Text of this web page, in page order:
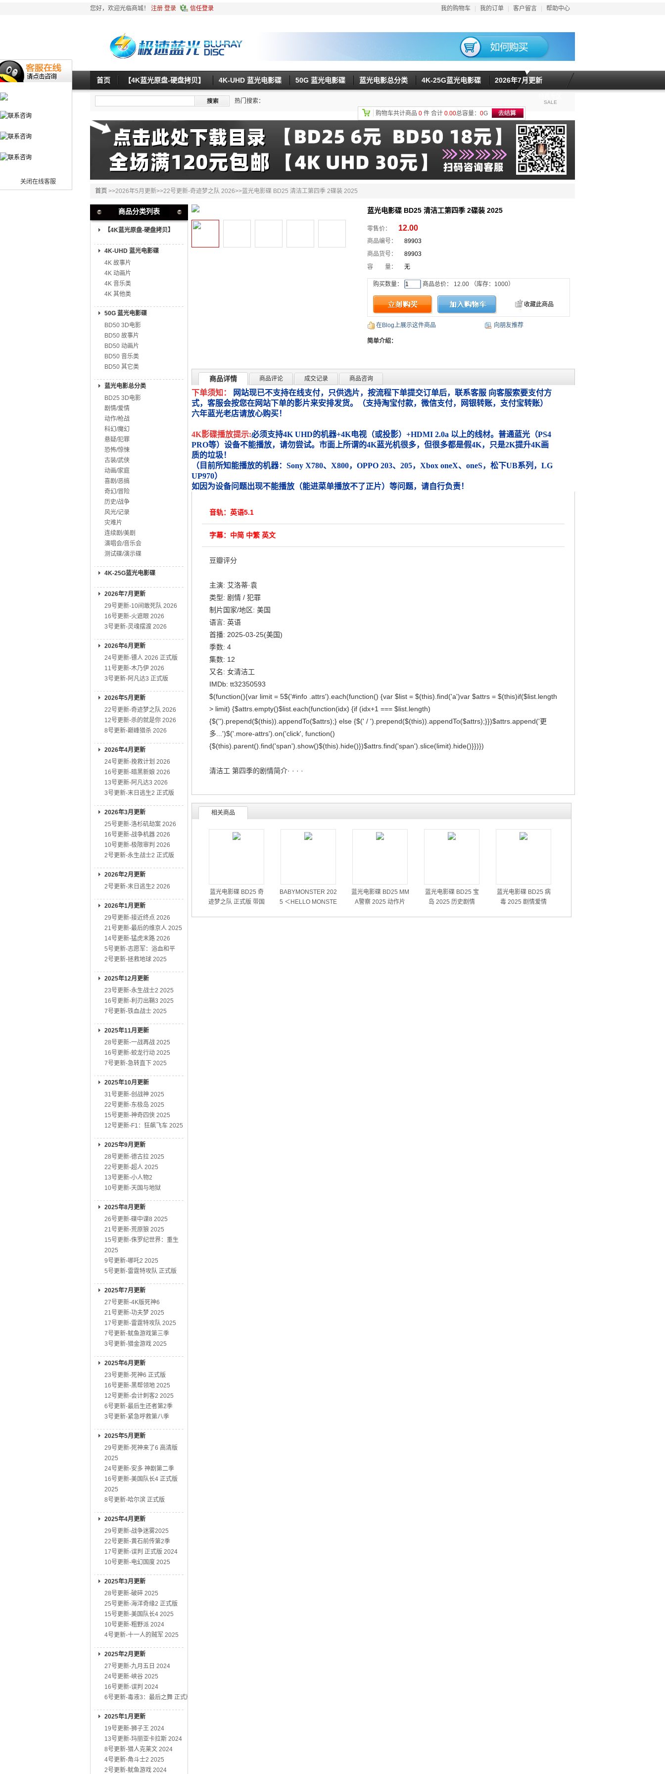
关闭在线客服
您好，欢迎光临商城！ 注册 登录 信任登录 我的购物车 我的订单 客户留言 帮助中心
首页 【4K蓝光原盘-硬盘拷贝】 4K-UHD 蓝光电影碟 50G 蓝光电影碟 蓝光电影总分类 4K-25G蓝光电影碟 2026年7月更新
SALE
热门搜索：
购物车共计商品 0 件 合计 0.00总容量： 0G
首页 >>2026年5月更新>>22号更新-奇迹梦之队 2026>>蓝光电影碟 BD25 清洁工第四季 2碟装 2025
商品分类列表
【4K蓝光原盘-硬盘拷贝】
4K-UHD 蓝光电影碟
4K 故事片
4K 动画片
4K 音乐类
4K 其他类
50G 蓝光电影碟
BD50 3D电影
BD50 故事片
BD50 动画片
BD50 音乐类
BD50 其它类
蓝光电影总分类
BD25 3D电影
剧情/爱情
动作/枪战
科幻/魔幻
悬疑/犯罪
恐怖/惊悚
古装/武侠
动画/家庭
喜剧/恶搞
奇幻/冒险
历史/战争
风光/记录
灾难片
连续剧/美剧
演唱会/音乐会
测试碟/演示碟
4K-25G蓝光电影碟
2026年7月更新
29号更新-10间敢死队 2026
16号更新-火遮眼 2026
3号更新-灵魂摆渡 2026
2026年6月更新
24号更新-镖人 2026 正式版
11号更新-木乃伊 2026
3号更新-阿凡达3 正式版
2026年5月更新
22号更新-奇迹梦之队 2026
12号更新-杀的就是你 2026
8号更新-巅峰猎杀 2026
2026年4月更新
24号更新-挽救计划 2026
16号更新-暗黑新娘 2026
13号更新-阿凡达3 2026
3号更新-末日逃生2 正式版
2026年3月更新
25号更新-洛杉矶劫案 2026
16号更新-战争机器 2026
10号更新-极限审判 2026
2号更新-永生战士2 正式版
2026年2月更新
2号更新-末日逃生2 2026
2026年1月更新
29号更新-接近终点 2026
21号更新-最后的维京人 2025
14号更新-猛虎末路 2026
5号更新-志愿军：浴血和平
2号更新-拯救地球 2025
2025年12月更新
23号更新-永生战士2 2025
16号更新-利刃出鞘3 2025
7号更新-铁血战士 2025
2025年11月更新
28号更新-一战再战 2025
16号更新-蛟龙行动 2025
7号更新-急转直下 2025
2025年10月更新
31号更新-创战神 2025
22号更新-东极岛 2025
15号更新-神奇四侠 2025
12号更新-F1：狂飙飞车 2025
2025年9月更新
28号更新-德古拉 2025
22号更新-超人 2025
13号更新-小人物2
10号更新-天国与地狱
2025年8月更新
26号更新-碟中谍8 2025
21号更新-荒原狼 2025
15号更新-侏罗纪世界：重生
2025
9号更新-哪吒2 2025
5号更新-雷霆特攻队 正式版
2025年7月更新
27号更新-4K版死神6
21号更新-功夫梦 2025
17号更新-雷霆特攻队 2025
7号更新-鱿鱼游戏第三季
3号更新-猎金游戏 2025
2025年6月更新
23号更新-死神6 正式版
16号更新-黑帮领地 2025
12号更新-会计刺客2 2025
6号更新-最后生还者第2季
3号更新-紧急呼救第八季
2025年5月更新
29号更新-死神来了6 高清版
2025
24号更新-安多 神剧第二季
16号更新-美国队长4 正式版
2025
8号更新-哈尔滨 正式版
2025年4月更新
29号更新-战争迷雾2025
22号更新-黄石前传第2季
17号更新-误判 正式版 2024
10号更新-电幻国度 2025
2025年3月更新
28号更新-破碎 2025
25号更新-海洋奇缘2 正式版
15号更新-美国队长4 2025
10号更新-粗野派 2024
4号更新-十一人的贼军 2025
2025年2月更新
27号更新-九月五日 2024
24号更新-峡谷 2025
16号更新-误判 2024
6号更新-毒液3：最后之舞 正式版
2025年1月更新
19号更新-狮子王 2024
13号更新-玛丽亚卡拉斯 2024
8号更新-猎人克莱文 2024
4号更新-角斗士2 2025
2号更新-鱿鱼游戏 2024
蓝光电影碟 BD25 清洁工第四季 2碟装 2025
零售价： 12.00
商品编号：
89903
商品货号：
89903
容 量：
无
购买数量： 商品总价： 12.00 （库存： 1000）
收藏此商品
在Blog上展示这件商品 向朋友推荐
简单介绍：
商品详情 商品评论 成交记录 商品咨询
下单须知：
网站现已不支持在线支付，只供选片，按流程下单提交订单后，联系客服 向客服索要支付方
式，客服会按您在网站下单的影片来安排发货。（支持淘宝付款，微信支付，网银转账，支付宝转账）
六年蓝光老店请放心购买！
4K影碟播放提示:必须支持4K UHD的机器+4K电视（或投影）+HDMI 2.0a 以上的线材。普通蓝光（PS4
PRO等）设备不能播放，请勿尝试。市面上所谓的4K蓝光机很多，但很多都是假4K，只是2K提升4K画
质的垃圾！
（目前所知能播放的机器：Sony X780、X800，OPPO 203、205，Xbox oneX、oneS，松下UB系列，LG
UP970）
如因为设备问题出现不能播放（能进菜单播放不了正片）等问题，请自行负责！
音轨：英语5.1
字幕：中简 中繁 英文
豆瓣评分
主演: 艾洛蒂·袁
类型: 剧情 / 犯罪
制片国家/地区: 美国
语言: 英语
首播: 2025-03-25(美国)
季数: 4
集数: 12
又名: 女清洁工
IMDb: tt32350593
$(function(){var limit = 5$('#info .attrs').each(function() {var $list = $(this).find('a')var $attrs = $(this)if($list.length
> limit) {$attrs.empty()$list.each(function(idx) {if (idx+1 === $list.length)
{$('').prepend($(this)).appendTo($attrs);} else {$(' / ').prepend($(this)).appendTo($attrs);}})$attrs.append('更
多...')$('.more-attrs').on('click', function()
{$(this).parent().find('span').show()$(this).hide()})$attrs.find('span').slice(limit).hide()}})})
清洁工 第四季的剧情简介· · · ·
相关商品
蓝光电影碟 BD25 奇
迹梦之队 正式版 带国
BABYMONSTER 202
5 ＜HELLO MONSTE
蓝光电影碟 BD25 MM
A警察 2025 动作片
蓝光电影碟 BD25 宝
岛 2025 历史剧情
蓝光电影碟 BD25 病
毒 2025 剧情爱情